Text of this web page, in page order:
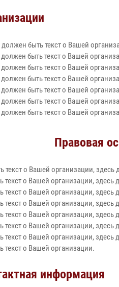
быть текст о Вашей
быть текст о Вашей
быть текст о Вашей
быть текст о Вашей
быть текст о Вашей
быть текст о Вашей
быть текст о Вашей
Правовая
текст о Вашей организации,
текст о Вашей организации,
текст о Вашей организации,
текст о Вашей организации,
текст о Вашей организации,
текст о Вашей организации,
текст о Вашей организации,
текст о Вашей организации.
информация